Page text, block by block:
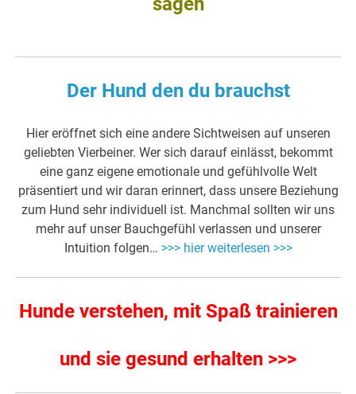
Der Hund den du brauchst
Hier eröffnet sich eine andere Sichtweisen auf unseren
geliebten Vierbeiner. Wer sich darauf einlässt, bekommt
eine ganz eigene emotionale und gefühlvolle Welt
präsentiert und wir daran erinnert, dass unsere Beziehung
zum Hund sehr individuell ist. Manchmal sollten wir uns
mehr auf unser Bauchgefühl verlassen und unserer
Intuition folgen… >>> hier weiterlesen >>>
Hunde verstehen, mit Spaß trainieren
und sie gesund erhalten >>>